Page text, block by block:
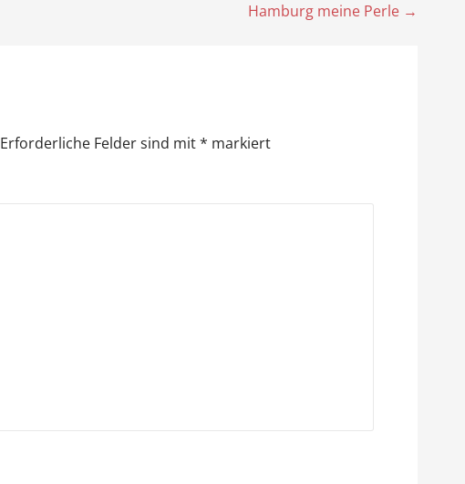
Hamburg meine Perle →
Erforderliche Felder sind mit* markiert